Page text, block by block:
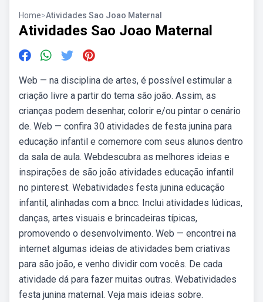
Home>Atividades Sao Joao Maternal
Atividades Sao Joao Maternal
Web — na disciplina de artes, é possível estimular a
criação livre a partir do tema são joão. Assim, as
crianças podem desenhar, colorir e/ou pintar o cenário
de. Web — confira 30 atividades de festa junina para
educação infantil e comemore com seus alunos dentro
da sala de aula. Webdescubra as melhores ideias e
inspirações de são joão atividades educação infantil
no pinterest. Webatividades festa junina educação
infantil, alinhadas com a bncc. Inclui atividades lúdicas,
danças, artes visuais e brincadeiras típicas,
promovendo o desenvolvimento. Web — encontrei na
internet algumas ideias de atividades bem criativas
para são joão, e venho dividir com vocês. De cada
atividade dá para fazer muitas outras. Webatividades
festa junina maternal. Veja mais ideias sobre.